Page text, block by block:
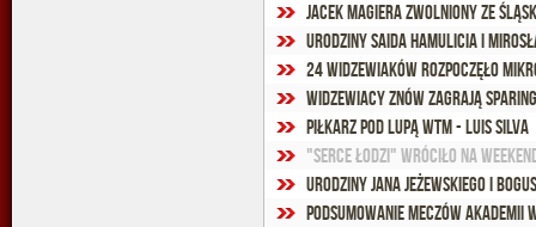
Jacek Magiera zwolniony ze
Urodziny Saida Hamulicia i
24 widzewiaków rozpoczęło
Widzewiacy znów zagrają
Piłkarz pod lupą WTM - Luis Silva
"Serce Łodzi" wróciło na
Urodziny Jana Jeżewskiego i
Podsumowanie meczów